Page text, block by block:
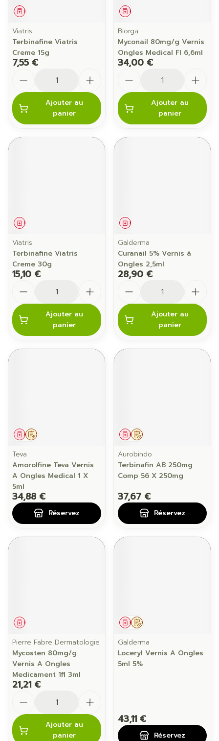
Médicament
Viatris
Terbinafine Viatris
Creme 15g
7,55 €
Ajouter au
panier
Médicament
Biorga
Myconail 80mg/g Vernis
Ongles Medical Fl 6,6ml
34,00 €
Ajouter au
panier
Médicament
Viatris
Terbinafine Viatris
Creme 30g
15,10 €
Ajouter au
panier
Médicament
Galderma
Curanail 5% Vernis à
Ongles 2,5ml
28,90 €
Ajouter au
panier
Sur prescription
Médicament
Teva
Amorolfine Teva Vernis
A Ongles Medical 1 X
5ml
34,88 €
Réservez
Sur prescription
Médicament
Aurobindo
Terbinafin AB 250mg
Comp 56 X 250mg
37,67 €
Réservez
Médicament
Pierre Fabre Dermatologie
Mycosten 80mg/g
Vernis A Ongles
Medicament 1fl 3ml
21,21 €
Ajouter au
panier
Sur prescription
Médicament
Galderma
Loceryl Vernis A Ongles
5ml 5%
43,11 €
Réservez